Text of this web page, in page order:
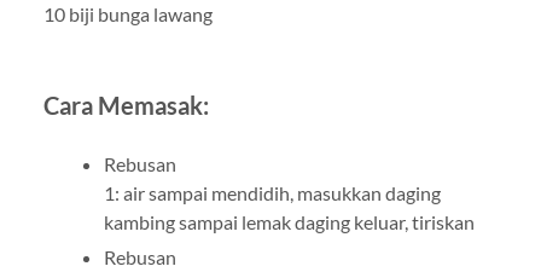
10 biji bunga lawang
Cara Memasak:
Rebusan
1: air sampai mendidih, masukkan daging
kambing sampai lemak daging keluar, tiriskan
Rebusan